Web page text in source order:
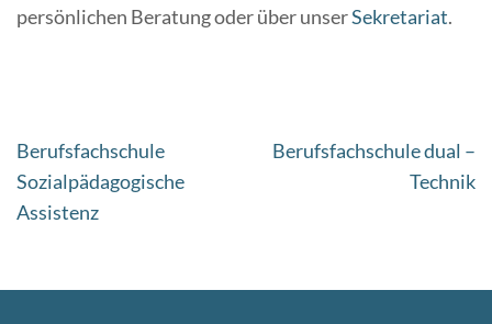
persönlichen Beratung oder über unserSekretariat.
Beitragsnavigation
Berufsfachschule
Sozialpädagogische
Assistenz
Berufsfachschule dual –
Technik